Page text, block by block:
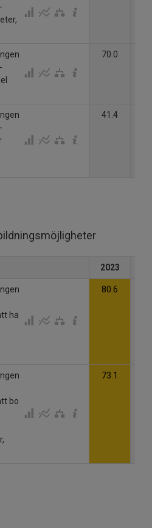
70.0
41.4
2023
ha
80.6
bo
73.1